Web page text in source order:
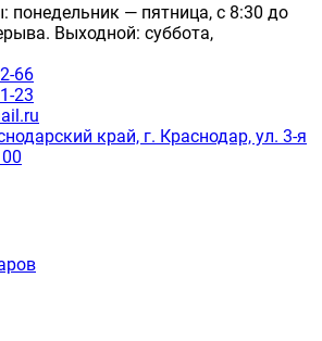
понедельник — пятница, с 8:30 до
Выходной: суббота,
66
23
край, г. Краснодар, ул. 3-я